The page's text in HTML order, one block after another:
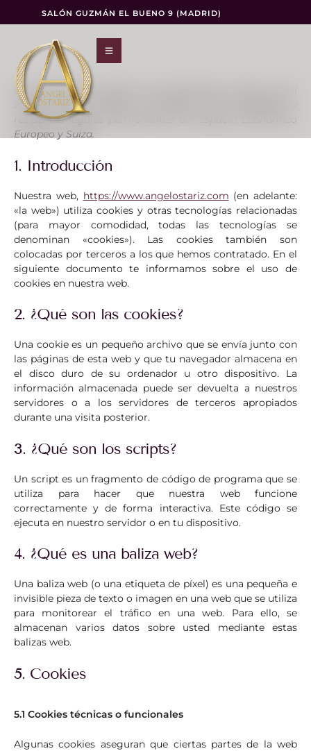
SALÓN GUZMÁN EL BUENO 9 (MADRID)
Esta política de cookies fue actualizada por última vez el
24 de marzo de 2026 y se aplica a los ciudadanos y
residentes legales permanentes del Espacio Económico
Europeo y Suiza.
1. Introducción
Nuestra web, https://www.angelostariz.com (en adelante:
«la web») utiliza cookies y otras tecnologías relacionadas
(para mayor comodidad, todas las tecnologías se
denominan «cookies»). Las cookies también son
colocadas por terceros a los que hemos contratado. En el
siguiente documento te informamos sobre el uso de
cookies en nuestra web.
2. ¿Qué son las cookies?
Una cookie es un pequeño archivo que se envía junto con
las páginas de esta web y que tu navegador almacena en
el disco duro de su ordenador u otro dispositivo. La
información almacenada puede ser devuelta a nuestros
servidores o a los servidores de terceros apropiados
durante una visita posterior.
3. ¿Qué son los scripts?
Un script es un fragmento de código de programa que se
utiliza para hacer que nuestra web funcione
correctamente y de forma interactiva. Este código se
ejecuta en nuestro servidor o en tu dispositivo.
4. ¿Qué es una baliza web?
Una baliza web (o una etiqueta de píxel) es una pequeña e
invisible pieza de texto o imagen en una web que se utiliza
para monitorear el tráfico en una web. Para ello, se
almacenan varios datos sobre usted mediante estas
balizas web.
5. Cookies
5.1 Cookies técnicas o funcionales
Algunas cookies aseguran que ciertas partes de la web